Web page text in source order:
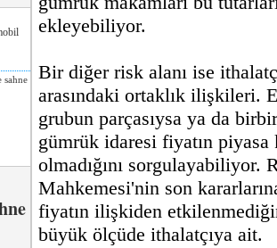
ekleyebiliyor.
Bir diğer risk alanı ise
arasındaki ortaklık ilişkileri.
grubun parçasıysa ya da
gümrük idaresi fiyatın
olmadığını sorgulayabiliyor.
Mahkemesi'nin son
fiyatın ilişkiden
büyük ölçüde ithalatçıya ait.